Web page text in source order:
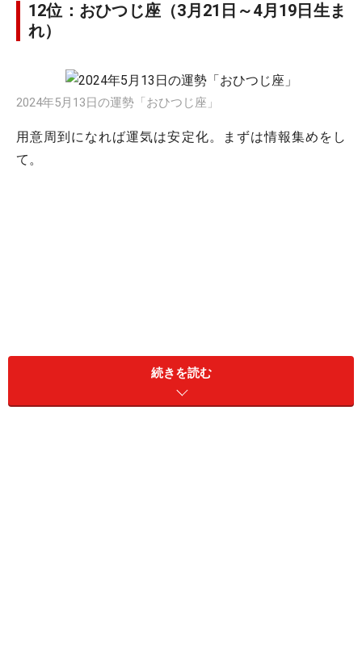
12位：おひつじ座（3月21日～4月19日生ま
れ）
2024年5月13日の運勢「おひつじ座」
用意周到になれば運気は安定化。まずは情報集めをし
て。
続きを読む